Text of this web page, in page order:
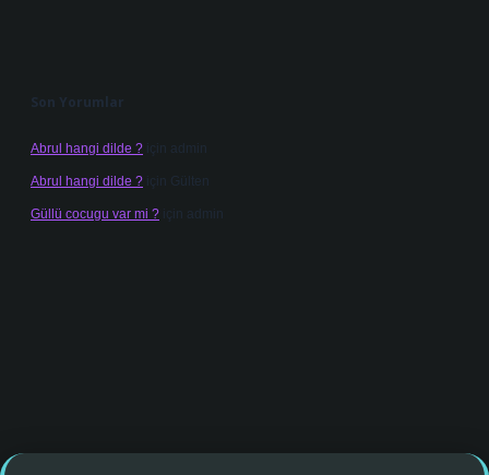
Son Yorumlar
Abrul hangi dilde ? için admin
Abrul hangi dilde ? için Gülten
Güllü cocugu var mi ? için admin
giriş